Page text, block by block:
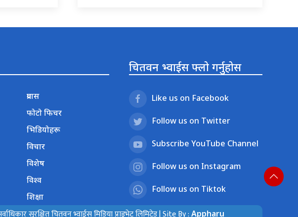
प्रवास
फोटो फिचर
भिडियोहरू
विचार
विशेष
विश्व
शिक्षा
चितवन भ्वाईस फ्लो गर्नुहोस
Like us on Facebook
Follow us on Twitter
Subscribe YouTube Channel
Follow us on Instagram
Follow us on Tiktok
सुरक्षित चितवन भ्वाईस मिडिया प्राइभेट लिमिटेड | Site By :Appharu